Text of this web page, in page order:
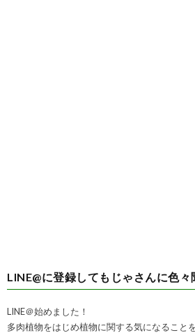
LINE@に登録してもじゃさんに色々
LINE＠始めました！
多肉植物をはじめ植物に関する気になること